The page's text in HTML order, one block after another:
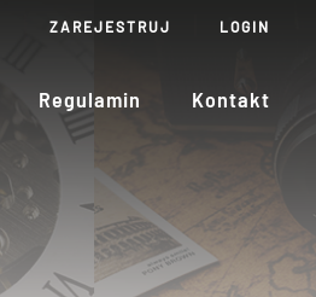
ZAREJESTRUJ LOGIN
Regulamin Kontakt